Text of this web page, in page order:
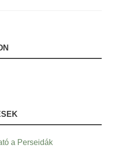
a Perseidák